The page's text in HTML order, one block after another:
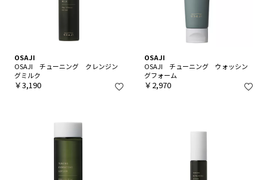
OSAJI
OSAJI チューニング クレンジン
グミルク
￥3,190
OSAJI
OSAJI チューニング ウォッシン
グフォーム
￥2,970